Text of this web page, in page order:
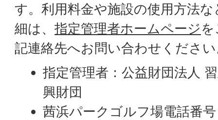
す。利用料金や施設の使用方法
細は、 指定管理者ホームページ
記連絡先へお問い合わせくださ
指定管理者：公益財団法人
興財団
茜浜パークゴルフ場電話番